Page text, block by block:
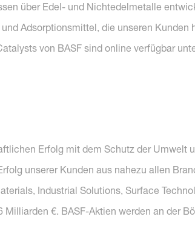
über Edel- und Nichtedelmetalle
Adsorptionsmittel, die unseren Kunden
von BASF sind online verfügbar
Erfolg mit dem Schutz der Umwelt
unserer Kunden aus nahezu allen
Industrial Solutions, Surface
€. BASF-Aktien werden an der